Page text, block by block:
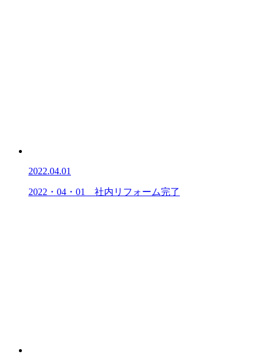
2022.04.01
2022・04・01 社内リフォーム完了